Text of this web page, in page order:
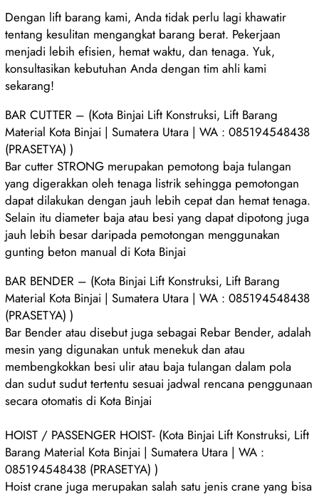
Dengan lift barang kami, Anda tidak perlu lagi khawatir
tentang kesulitan mengangkat barang berat. Pekerjaan
menjadi lebih efisien, hemat waktu, dan tenaga. Yuk,
konsultasikan kebutuhan Anda dengan tim ahli kami
sekarang!
BAR CUTTER – (Kota Binjai Lift Konstruksi, Lift Barang
Material Kota Binjai | Sumatera Utara | WA : 085194548438
(PRASETYA) )
Bar cutter STRONG merupakan pemotong baja tulangan
yang digerakkan oleh tenaga listrik sehingga pemotongan
dapat dilakukan dengan jauh lebih cepat dan hemat tenaga.
Selain itu diameter baja atau besi yang dapat dipotong juga
jauh lebih besar daripada pemotongan menggunakan
gunting beton manual di Kota Binjai
BAR BENDER – (Kota Binjai Lift Konstruksi, Lift Barang
Material Kota Binjai | Sumatera Utara | WA : 085194548438
(PRASETYA) )
Bar Bender atau disebut juga sebagai Rebar Bender, adalah
mesin yang digunakan untuk menekuk dan atau
membengkokkan besi ulir atau baja tulangan dalam pola
dan sudut sudut tertentu sesuai jadwal rencana penggunaan
secara otomatis di Kota Binjai
HOIST / PASSENGER HOIST- (Kota Binjai Lift Konstruksi, Lift
Barang Material Kota Binjai | Sumatera Utara | WA :
085194548438 (PRASETYA) )
Hoist crane juga merupakan salah satu jenis crane yang bisa